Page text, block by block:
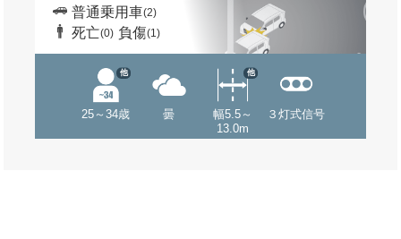
普通乗用車(2)
死亡(0) 負傷(1)
25～34歳
他
曇
幅5.5～
13.0m
他
３灯式信号